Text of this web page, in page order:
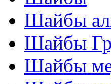
Шайбы
Шайбы
Шайбы